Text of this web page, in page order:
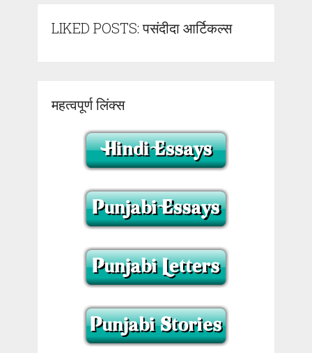
LIKED POSTS: पसंदीदा आर्टिकल्स
महत्वपूर्ण लिंक्स